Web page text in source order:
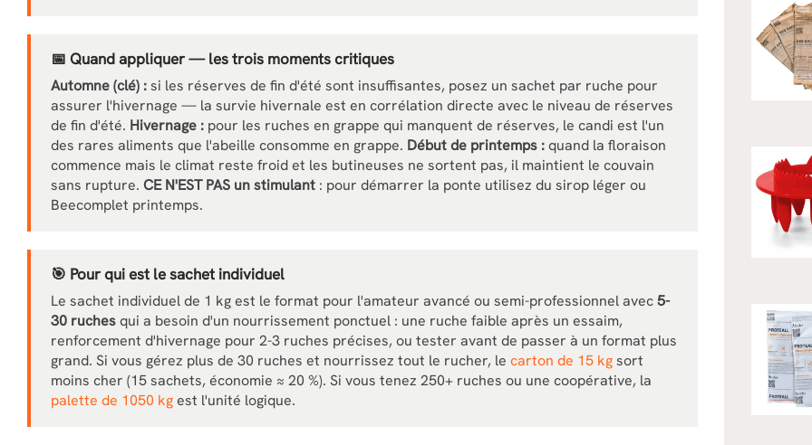
📅 Quand appliquer — les trois moments critiques
Automne (clé) :si les réserves de fin d'été sont insuffisantes, posez un sachet par ruche pour
assurer l'hivernage — la survie hivernale est en corrélation directe avec le niveau de réserves
de fin d'été. Hivernage : pour les ruches en grappe qui manquent de réserves, le candi est l'un
des rares aliments que l'abeille consomme en grappe. Début de printemps :quand la floraison
commence mais le climat reste froid et les butineuses ne sortent pas, il maintient le couvain
sans rupture. CE N'EST PAS un stimulant : pour démarrer la ponte utilisez du sirop léger ou
Beecomplet printemps.
🎯 Pour qui est le sachet individuel
Le sachet individuel de 1 kg est le format pour l'amateur avancé ou semi-professionnel avec5-
30 ruchesqui a besoin d'un nourrissement ponctuel : une ruche faible après un essaim,
renforcement d'hivernage pour 2-3 ruches précises, ou tester avant de passer à un format plus
grand. Si vous gérez plus de 30 ruches et nourrissez tout le rucher, le carton de 15 kgsort
moins cher (15 sachets, économie ≈ 20 %). Si vous tenez 250+ ruches ou une coopérative, la
palette de 1050 kgest l'unité logique.